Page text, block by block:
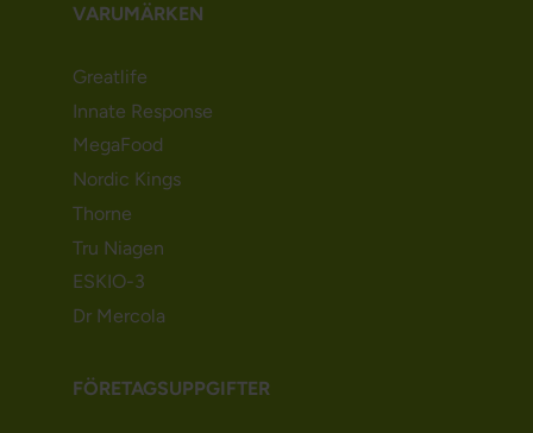
VARUMÄRKEN
Greatlife
Innate Response
MegaFood
Nordic Kings
Thorne
Tru Niagen
ESKIO-3
Dr Mercola
FÖRETAGSUPPGIFTER